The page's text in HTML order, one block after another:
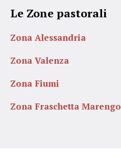
Le Zone pastorali
Zona Alessandria
Zona Valenza
Zona Fiumi
Zona Fraschetta Marengo